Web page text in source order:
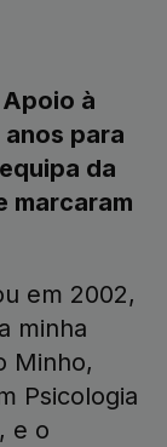
à
para
da
marcaram
em 2002,
minha
Minho,
Psicologia
e o